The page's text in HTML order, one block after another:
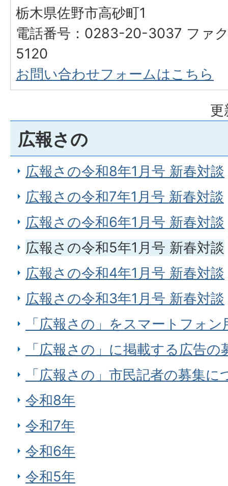
栃木県佐野市高砂町1
電話番号：0283-20-3037 ファ
5120
お問い合わせフォームはこちら
更
広報さの
広報さの令和8年1月号 新春対談
広報さの令和7年1月号 新春対談
広報さの令和6年1月号 新春対談
広報さの令和5年1月号 新春対談
広報さの令和4年1月号 新春対談
広報さの令和3年1月号 新春対談
「広報さの」をスマートフォン
「広報さの」に掲載する広告の
「広報さの」市民記者の募集に
令和8年
令和7年
令和6年
令和5年